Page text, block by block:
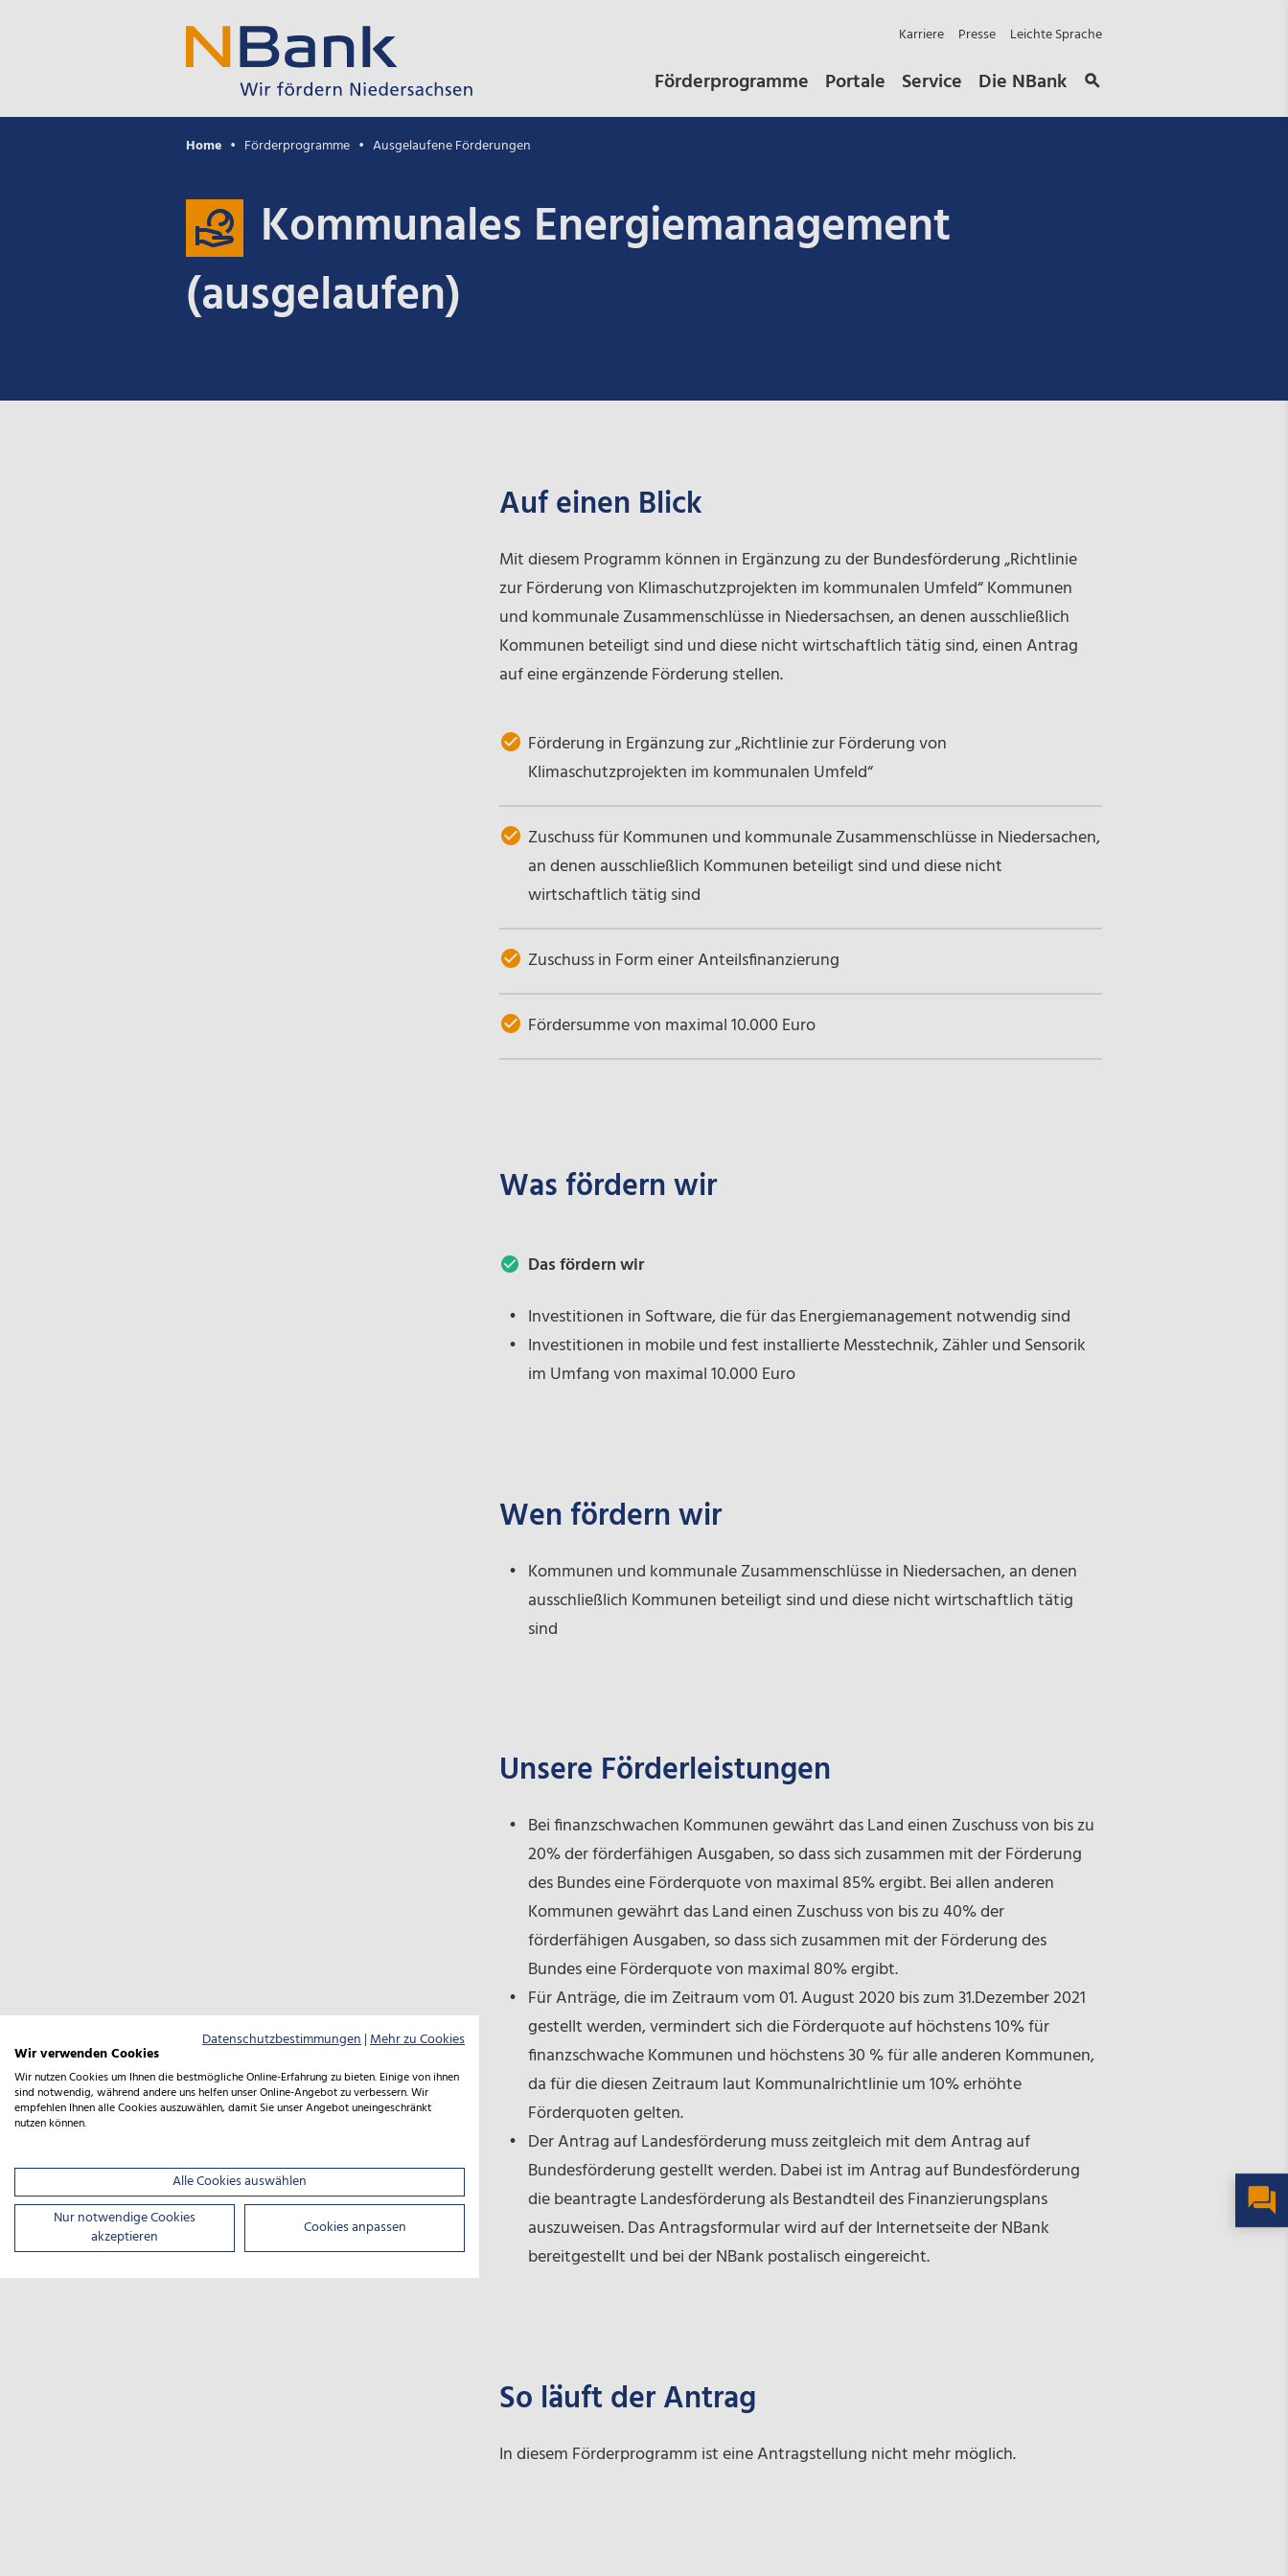
Karriere Presse Leichte Sprache
Förderprogramme Portale Service Die NBank
Home Förderprogramme Ausgelaufene Förderungen
Kommunales Energiemanagement
(ausgelaufen)
Auf einen Blick
Mit diesem Programm können in Ergänzung zu der Bundesförderung „Richtlinie
zur Förderung von Klimaschutzprojekten im kommunalen Umfeld“ Kommunen
und kommunale Zusammenschlüsse in Niedersachsen, an denen ausschließlich
Kommunen beteiligt sind und diese nicht wirtschaftlich tätig sind, einen Antrag
auf eine ergänzende Förderung stellen.
Förderung in Ergänzung zur „Richtlinie zur Förderung von
Klimaschutzprojekten im kommunalen Umfeld“
Zuschuss für Kommunen und kommunale Zusammenschlüsse in Niedersachen,
an denen ausschließlich Kommunen beteiligt sind und diese nicht
wirtschaftlich tätig sind
Zuschuss in Form einer Anteilsfinanzierung
Fördersumme von maximal 10.000 Euro
Was fördern wir
Das fördern wir
Investitionen in Software, die für das Energiemanagement notwendig sind
Investitionen in mobile und fest installierte Messtechnik, Zähler und Sensorik
im Umfang von maximal 10.000 Euro
Wen fördern wir
Kommunen und kommunale Zusammenschlüsse in Niedersachen, an denen
ausschließlich Kommunen beteiligt sind und diese nicht wirtschaftlich tätig
sind
Unsere Förderleistungen
Bei finanzschwachen Kommunen gewährt das Land einen Zuschuss von bis zu
20% der förderfähigen Ausgaben, so dass sich zusammen mit der Förderung
des Bundes eine Förderquote von maximal 85% ergibt. Bei allen anderen
Kommunen gewährt das Land einen Zuschuss von bis zu 40% der
förderfähigen Ausgaben, so dass sich zusammen mit der Förderung des
Bundes eine Förderquote von maximal 80% ergibt.
Für Anträge, die im Zeitraum vom 01. August 2020 bis zum 31.Dezember 2021
gestellt werden, vermindert sich die Förderquote auf höchstens 10% für
finanzschwache Kommunen und höchstens 30 % für alle anderen Kommunen,
da für die diesen Zeitraum laut Kommunalrichtlinie um 10% erhöhte
Förderquoten gelten.
Der Antrag auf Landesförderung muss zeitgleich mit dem Antrag auf
Bundesförderung gestellt werden. Dabei ist im Antrag auf Bundesförderung
die beantragte Landesförderung als Bestandteil des Finanzierungsplans
auszuweisen. Das Antragsformular wird auf der Internetseite der NBank
bereitgestellt und bei der NBank postalisch eingereicht.
So läuft der Antrag
In diesem Förderprogramm ist eine Antragstellung nicht mehr möglich.
Datenschutzbestimmungen|Mehr zu Cookies
Wir verwenden Cookies
Wir nutzen Cookies um Ihnen die bestmögliche Online-Erfahrung zu bieten. Einige von ihnen
sind notwendig, während andere uns helfen unser Online-Angebot zu verbessern. Wir
empfehlen Ihnen alle Cookies auszuwählen, damit Sie unser Angebot uneingeschränkt
nutzen können.
Alle Cookies auswählen
Nur notwendige Cookies
akzeptieren
Cookies anpassen